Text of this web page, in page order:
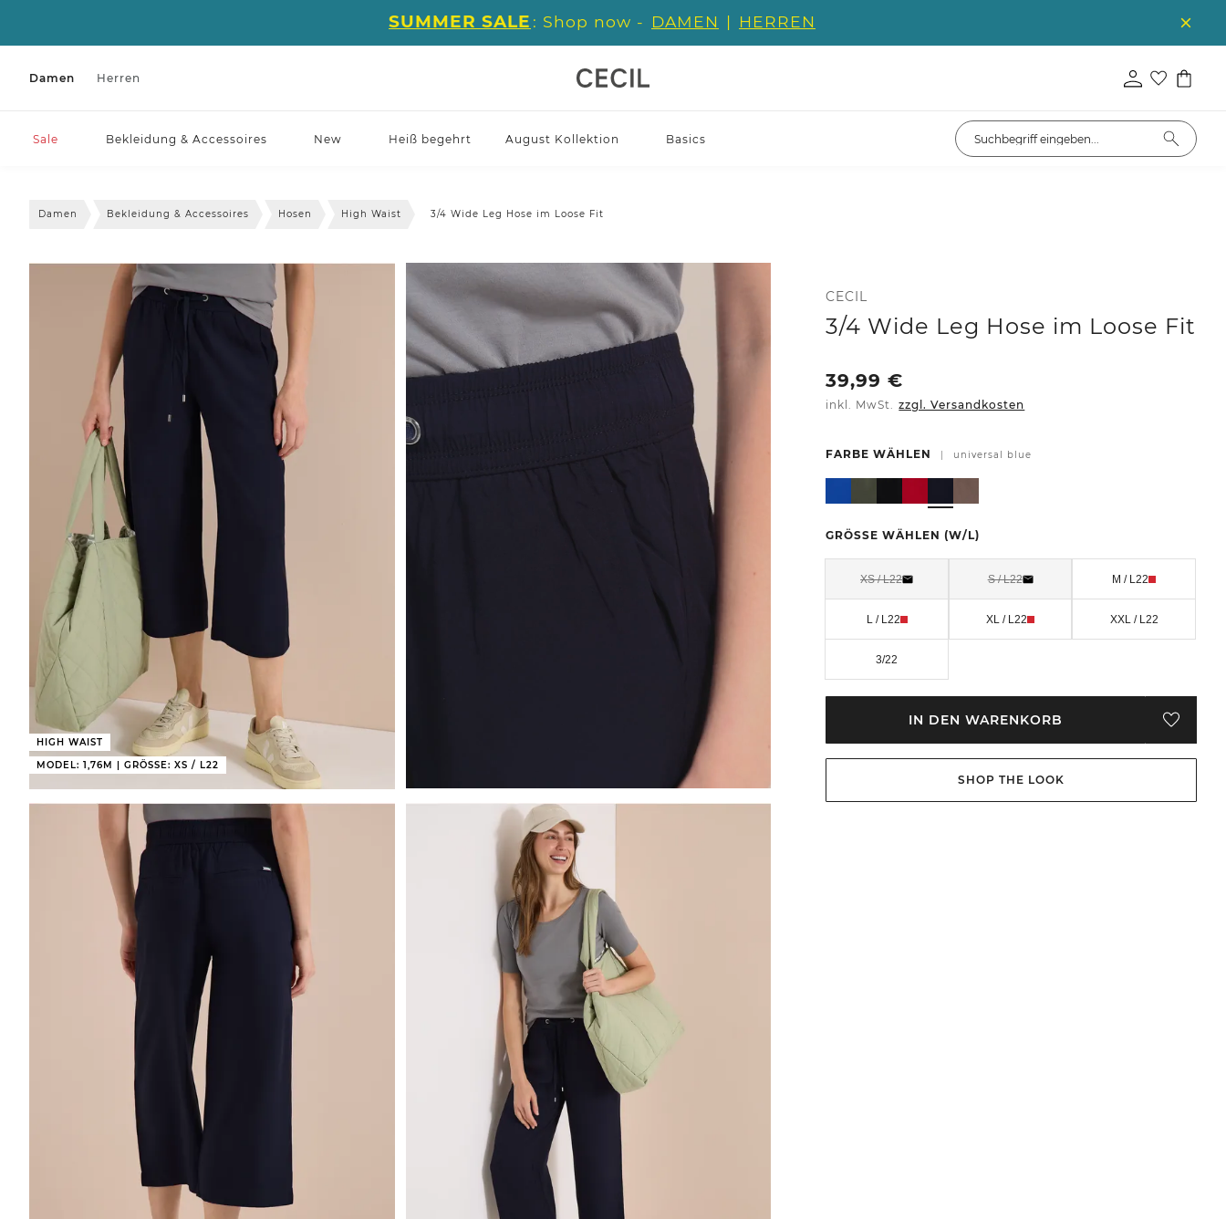
SUMMER SALE : Shop now - DAMEN | HERREN
Damen Herren
Sale Bekleidung & Accessoires New Heiß begehrt August Kollektion Basics
Damen Bekleidung & Accessoires Hosen High Waist 3/4 Wide Leg Hose im Loose Fit
HIGH WAIST
MODEL: 1,76M | GRÖSSE: XS / L22
CECIL
3/4 Wide Leg Hose im Loose Fit
39,99€
inkl. MwSt. zzgl. Versandkosten
FARBE WÄHLEN | universal blue
GRÖSSE WÄHLEN (W/L)
XS / L22 S / L22 M / L22
L / L22 XL / L22 XXL / L22
3/22
IN DEN WARENKORB
SHOP THE LOOK